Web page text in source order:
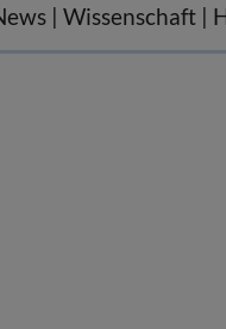
| Wissenschaft |